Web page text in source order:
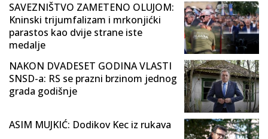
SAVEZNIŠTVO ZAMETENO OLUJOM:
Kninski trijumfalizam i mrkonjićki
parastos kao dvije strane iste
medalje
NAKON DVADESET GODINA VLASTI
SNSD-a: RS se prazni brzinom jednog
grada godišnje
ASIM MUJKIĆ: Dodikov Kec iz rukava